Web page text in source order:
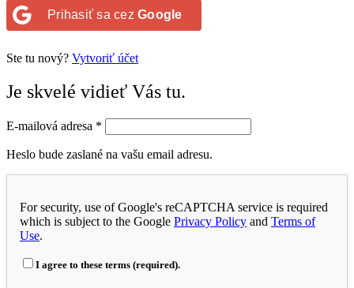
Prihasiť sa cez Google
Ste tu nový? Vytvoriť účet
Je skvelé vidieť Vás tu.
E-mailová adresa *
Heslo bude zaslané na vašu email adresu.
For security, use of Google's reCAPTCHA service is required
which is subject to the Google Privacy Policy and Terms of
Use.
I agree to these terms (required).